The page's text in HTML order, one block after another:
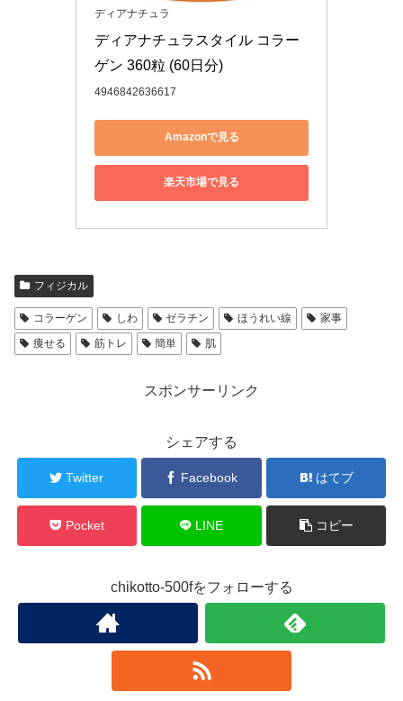
ディアナチュラ
ディアナチュラスタイル コラー
ゲン 360粒 (60日分)
4946842636617
Amazonで見る
楽天市場で見る
フィジカル
コラーゲン しわ ゼラチン ほうれい線
家事
痩せる
筋トレ 簡単 肌
スポンサーリンク
シェアする
Twitter Facebook はてブ
Pocket LINE コピー
chikotto-500fをフォローする